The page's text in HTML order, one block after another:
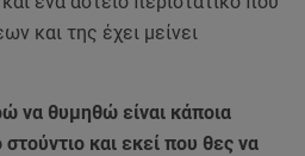
και της έχει μείνει
να θυμηθώ είναι κάποια
και εκεί που θες να